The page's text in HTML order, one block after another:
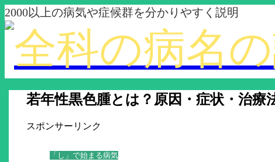
2000以上の病気や症候群を分かりやすく説明
若年性黒色腫とは？原因・症状・治療
スポンサーリンク
「し」で始まる病気